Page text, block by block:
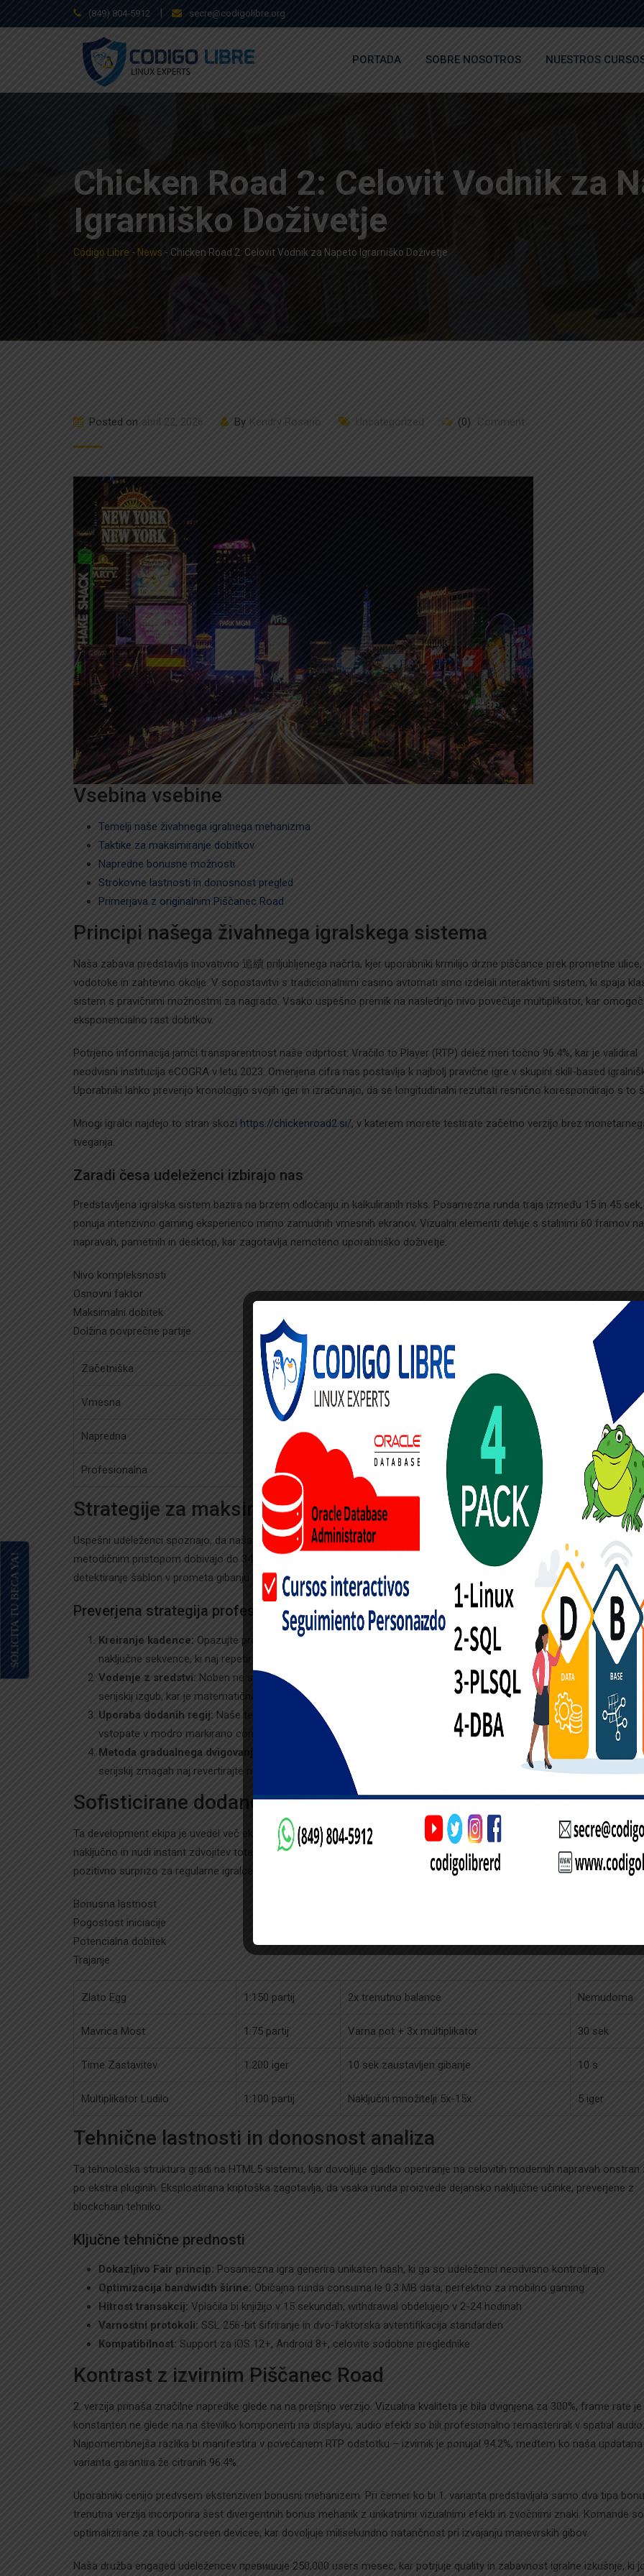
to
(849) 804-5912 | secre@codigolibre.org
PORTADA SOBRE NOSOTROS NUESTROS
Chicken Road 2: Celovit Vodnik za
Igrarniško Doživetje
Código Libre - News - Chicken Road 2: Celovit Vodnik za Napeto Igrarniško Doživetje
Posted on abril 22, 2026 By Kendry Rosario Uncategorized (0) Comment
Vsebina vsebine
Temelji naše živahnega igralnega mehanizma
Taktike za maksimiranje dobitkov
Napredne bonusne možnosti
Strokovne lastnosti in donosnost pregled
Primerjava z originalnim Piščanec Road
Principi našega živahnega igralskega sistema
Naša zabava predstavlja inovativno 追續 priljubljenega načrta, kjer uporabniki krmilijo drzne piščance prek prometne ulice,
vodotoke in zahtevno okolje. V sopostavitvi s tradicionalnimi casino avtomati smo izdelali interaktivni sistem, ki spaja
sistem s pravičnimi možnostmi za nagrado. Vsako uspešno premik na naslednjo nivo povečuje multiplikator, kar
eksponencialno rast dobitkov.
Potrjeno informacija jamči transparentnost naše odprtost: Vračilo to Player (RTP) delež meri točno 96.4%, kar je validiral
neodvisni institucija eCOGRA v letu 2023. Omenjena cifra nas postavlja k najbolj pravične igre v skupini skill-based
Uporabniki lahko preverijo kronologijo svojih iger in izračunajo, da se longitudinalni rezultati resnično korespondirajo s to
Mnogi igralci najdejo to stran skozi https://chickenroad2.si/, v katerem morete testirate začetno verzijo brez
tveganja.
Zaradi česa udeleženci izbirajo nas
Predstavljena igralska sistem bazira na brzem odločanju in kalkuliranih risks. Posamezna runda traja između 15 in 45
ponuja intenzivno gaming eksperienco mimo zamudnih vmesnih ekranov. Vizualni elementi deluje s stalnimi 60 framov
napravah, pametnih in desktop, kar zagotavlja nemoteno uporabniško doživetje.
Nivo kompleksnosti
Osnovni faktor
Maksimalni dobitek
Dolžina povprečne partije
Začetniška 1.2x €50
Vmesna 2.5x 35 sekund
Napredna 5.0x €1,000 45 sekund
Profesionalna €5,000
Strategije za maksimiranje dobitkov
Uspešni udeleženci spoznajo, da naša aktivnost nedela samo vprašanje fortune. Študij informacij prikazuje, da
metodičnim pristopom dobivajo do 34% izboljšane učinke od igralcev, ki se zanašajo na nagnjenske izbire. Bistveno je
Preverjena strategija profesionalcev
Kreiranje kadence: Opazujte prometa pattern minimalno tri runde, preden iniciirate z ofenzivnimi gibi. Ta algoritem
naključne sekvence, ki naj repetirajo vsakih 12-18 sek.
Vodenje z sredstvi: Noben ne stavite veliko kot 5% celotnega sredstev v enem igri. To zakon vam poleg preživetje
serijskij izgub, kar je matematično ekstremno nizko verjetno.
Uporaba dodanih regij: Naše temporalno omejene bonusne cone se pojavljajo vsake 7-10 min. Krepirajte
vstopate v modro markirano cono, kjer bi množitelji doubled.
Metoda gradualnega dvigovanj:
Sprožite z najnižjimi pologе in te okrepujte za 20% nakon posameznem victory.
serijskij zmagah naj revertirajte na osnovno nivo.
Sofisticirane dodane možnosti
Ta development ekipa je uvedel več ekskluzivnih lastnosti, ki to ločujejo od konkurence. “Golden Jajce” funkcija se aktivira
naključno in nudi instant zdvojitev totalnega stanja. Ta sistem naj pojavlja v povprečno enkrat na vsake 150 partij, kar
pozitivno surprizo za regularne igralce.
Bonusna lastnost
Pogostost iniciacije
Potencialna dobitek
Trajanje
Zlato Egg 1:150 partij 2x trenutno balance Nemudoma
Mavrica Most 1:75 partij Varna pot + 3x multiplikator 30 sek
Time Zastavitev 1:200 iger 10 sek zaustavljen gibanje 10 s
Multiplikator Ludilo 1:100 partij Naključni množitelji 5x-15x 5 iger
Tehnične lastnosti in donosnost analiza
Ta tehnološka struktura gradi na HTML5 sistemu, kar dovoljuje gladko operiranje na celovitih modernih napravah onstran
po ekstra pluginih. Eksploatirana kriptoška zagotavlja, da vsaka runda proizvede dejansko naključne učinke, preverjene z
blockchain tehniko.
Ključne tehnične prednosti
Dokazljivo Fair princip: Posamezna igra generira unikaten hash, ki ga so udeleženci neodvisno kontrolirajo
Optimizacija bandwidth širine: Običajna runda consuma le 0.3 MB data, perfektno za mobilno gaming
Hitrost transakcij: Vplačila bi knjižijo v 15 sekundah, withdrawal obdelujejo v 2-24 hodinah
Varnostni protokoli: SSL 256-bit šifriranje in dvo-faktorska avtentifikacija standarden
Kompatibilnost: Support za iOS 12+, Android 8+, celovite sodobne preglednike
Kontrast z izvirnim Piščanec Road
2. verzija prinaša značilne napredke glede na na prejšnjo verzijo. Vizualna kvaliteta je bila dvignjena za 300%, frame rate je
konstanten ne glede na na številko komponenti na displayu, audio efekti so bili profesionalno remasterirali v spatial audio.
Najpomembnejša razlika bi manifestira v povečanem RTP odstotku – izvirnik je ponujal 94.2%, medtem ko naša updatana
varianta garantira že citranih 96.4%.
Uporabniki cenijo predvsem ekstenziven bonusni mehanizem. Pri čemer ko bi 1. varianta predstavljala samo dva tipa
trenutna verzija incorporira šest divergentnih bonus mehanik z unikatnimi vizualnimi efekti in zvočnimi znaki. Komande
optimalizirane za touch-screen devicee, kar dovoljuje milisekundno natančnost pri izvajanju manevrskih gibov.
Naša družba engaged udeležencev превишuje 250,000 users mesec, kar potrjuje quality in zabavnost igralne izkušnje, ki
SOLICITA TU BECA YA!